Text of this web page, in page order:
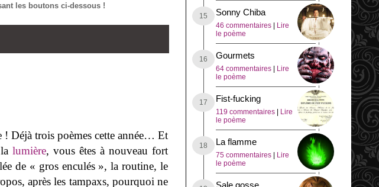
les boutons ci-dessous !
! Déjà trois poèmes cette année… Et
lalumière, vous êtes à nouveau fort
de « gros enculés », la routine, le
après les tampaxs, pourquoi ne
Sonny Chiba
46 commentaires
Lire
le poème
Gourmets
64 commentaires
Lire
le poème
Fist-fucking
119 commentaires
Lire
le poème
La flamme
75 commentaires
Lire
le poème
Sale gosse